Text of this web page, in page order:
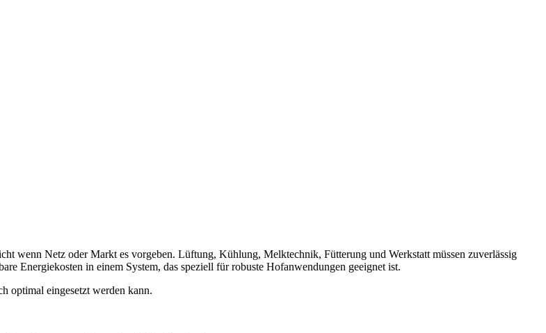
wenn Netz oder Markt es vorgeben. Lüftung, Kühlung, Melktechnik, Fütterung und Werkstatt müssen zuverlässig
Energiekosten in einem System, das speziell für robuste Hofanwendungen geeignet ist.
optimal eingesetzt werden kann.